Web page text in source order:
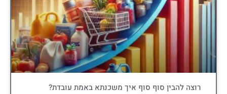
רוצה להבין סוף סוף איך משכנתא באמת עובדת?